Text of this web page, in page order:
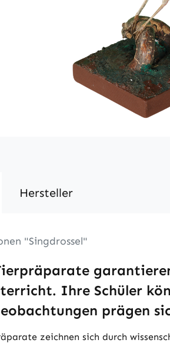
Hersteller
"Singdrossel"
Ihre Schüler
prägen
zeichnen sich durch